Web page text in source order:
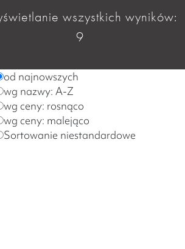
wszystkich wyników:
9
od najnowszych
wg nazwy: A-Z
wg ceny: rosnąco
wg ceny: malejąco
Sortowanie niestandardowe